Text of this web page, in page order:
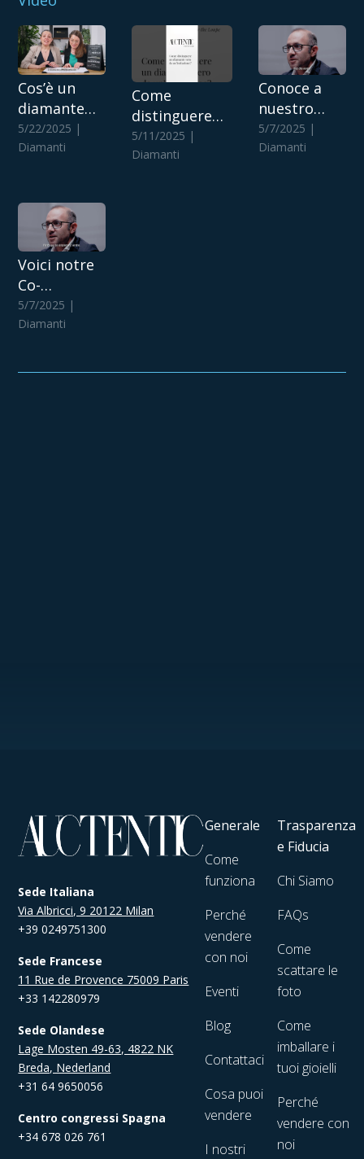
Cos’è un
diamante
perfetto?
5/22/2025 |
Diamanti
Come
distinguere
un diamante
vero da
5/11/2025 |
Diamanti
Conoce a
nuestro
cofundador:
La historia
5/7/2025 |
Diamanti
Voici notre
Co-
Fondateur :
L'histoire
5/7/2025 |
Diamanti
Sede Italiana
Via Albricci, 9 20122 Milan
+39 0249751300
Sede Francese
11 Rue de Provence 75009 Paris
+33 142280979
Sede Olandese
Lage Mosten 49-63, 4822 NK
Breda, Nederland
+31 64 9650056
Centro congressi Spagna
+34 678 026 761
Generale
Come
funziona
Perché
vendere
con noi
Eventi
Blog
Contattaci
Cosa puoi
vendere
I nostri
Trasparenza
e Fiducia
Chi Siamo
FAQs
Come
scattare le
foto
Come
imballare i
tuoi gioielli
Perché
vendere con
noi